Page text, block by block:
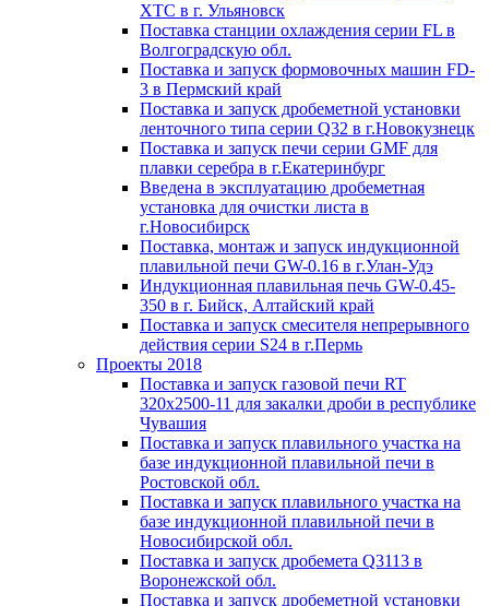
ХТС в г. Ульяновск
Поставка станции охлаждения серии FL в
Волгоградскую обл.
Поставка и запуск формовочных машин FD-
3 в Пермский край
Поставка и запуск дробеметной установки
ленточного типа серии Q32 в г.Новокузнецк
Поставка и запуск печи серии GMF для
плавки серебра в г.Екатеринбург
Введена в эксплуатацию дробеметная
установка для очистки листа в
г.Новосибирск
Поставка, монтаж и запуск индукционной
плавильной печи GW-0.16 в г.Улан-Удэ
Индукционная плавильная печь GW-0.45-
350 в г. Бийск, Алтайский край
Поставка и запуск смесителя непрерывного
действия серии S24 в г.Пермь
Проекты 2018
Поставка и запуск газовой печи RT
320х2500-11 для закалки дроби в республике
Чувашия
Поставка и запуск плавильного участка на
базе индукционной плавильной печи в
Ростовской обл.
Поставка и запуск плавильного участка на
базе индукционной плавильной печи в
Новосибирской обл.
Поставка и запуск дробемета Q3113 в
Воронежской обл.
Поставка и запуск дробеметной установки